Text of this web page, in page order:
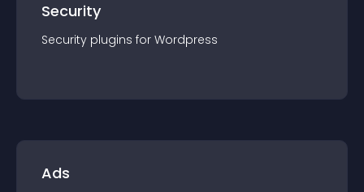
Security
Security plugins for Wordpress
Ads